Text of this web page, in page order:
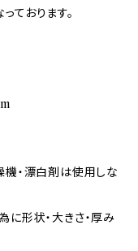
ております。
機・漂白剤は使用しな
に形状・大きさ・厚み